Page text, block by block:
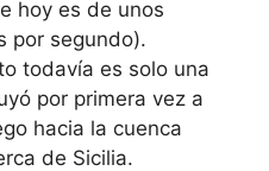
hoy es de unos
por segundo).
todavía es solo una
por primera vez a
hacia la cuenca
de Sicilia.